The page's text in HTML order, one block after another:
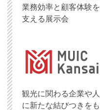
業務効率と顧客体験を
支える展示会
観光に関わる企業や人
に新たな結びつきをも